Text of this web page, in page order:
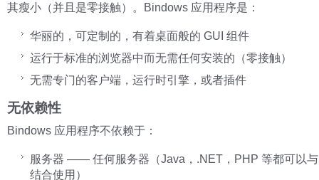
其瘦小（并且是零接触）。Bindows 应用程序是：
华丽的，可定制的，有着桌面般的 GUI 组件
运行于标准的浏览器中而无需任何安装的（零接触）
无需专门的客户端，运行时引擎，或者插件
无依赖性
Bindows 应用程序不依赖于：
服务器 —— 任何服务器（Java，.NET，PHP 等都可以
结合使用）